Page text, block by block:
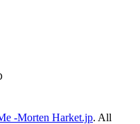
-Morten Harket.jp. All